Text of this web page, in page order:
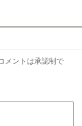
メントは承認制で